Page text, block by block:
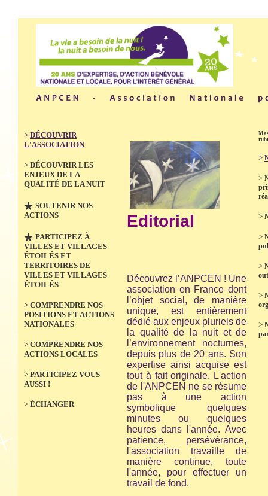
> DÉCOUVRIR
L'ASSOCIATION
> DÉCOUVRIR LES
ENJEUX DE LA
QUALITÉ DE LA NUIT
SOUTENIR NOS
ACTIONS
PARTICIPEZ À
VILLES ET VILLAGES
ÉTOILÉS ET
TERRITOIRES DE
VILLES ET VILLAGES
ÉTOILÉS
> COMPRENDRE NOS
POSITIONS ET ACTIONS
NATIONALES
> COMPRENDRE NOS
ACTIONS LOCALES
> PARTICIPEZ VOUS
AUSSI !
> ÉCHANGER
Editorial
Découvrez l’ANPCEN ! Une
association en France dont
l’objet social, de manière
unique, est entièrement
dédié aux enjeux pluriels de
la qualité de la nuit et de
l’environnement nocturnes,
depuis plus de 20 ans. Son
expertise ainsi acquise est
tout à fait originale. L'action
de l'ANPCEN ne se résume
pas à une action
symbolique quelques
minutes ou quelques
heures dans l'année. Avec
patience, persévérance,
l'association travaille de
manière continue, toute
l'année, pour effectuer un
travail de fond.
>
>
>
>
>
>
>